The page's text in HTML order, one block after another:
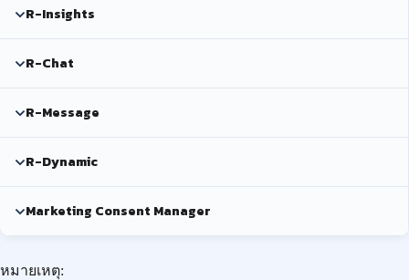
R-Insights
R-Chat
R-Message
R-Dynamic
Marketing Consent Manager
หมายเหตุ: